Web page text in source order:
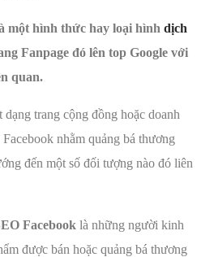
một hình thức hay loại hình dịch
Fanpage đó lên top Google với
quan.
dạng trang cộng đồng hoặc doanh
nhằm quảng bá thương
đến một số đối tượng nào đó liên
Facebook là những người kinh
được bán hoặc quảng bá thương